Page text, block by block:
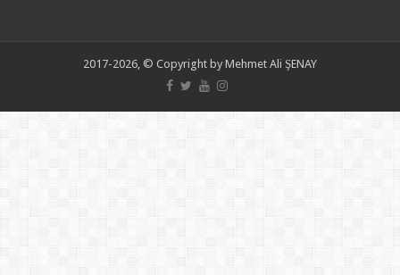
2017-2026, © Copyright by Mehmet Ali ŞENAY